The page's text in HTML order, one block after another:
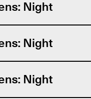
Night
Night
Night